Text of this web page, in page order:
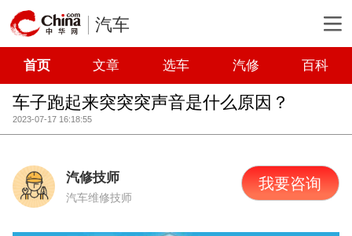
汽车
首页 文章 选车 汽修 百科
车子跑起来突突突声音是什么原因？
2023-07-17 16:18:55
汽修技师
汽车维修技师
我要咨询